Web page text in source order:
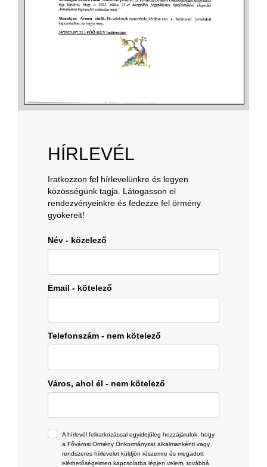
HÍRLEVÉL
Iratkozzon fel hírlevelünkre és legyen
közösségünk tagja. Látogasson el
rendezvényeinkre és fedezze fel örmény
gyökereit!
Név - közelező
Email - kötelező
Telefonszám - nem kötelező
Város, ahol él - nem kötelező
A hírlevél feliratkozással egyidejűleg hozzájárulok, hogy
a Fővárosi Örmény Önkormányzat alkalmankénti vagy
rendszeres hírlevelet küldjön részemre és megadott
elérhetőségeimen kapcsolatba lépjen velem, továbbá